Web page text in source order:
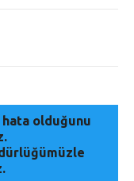
olduğunu